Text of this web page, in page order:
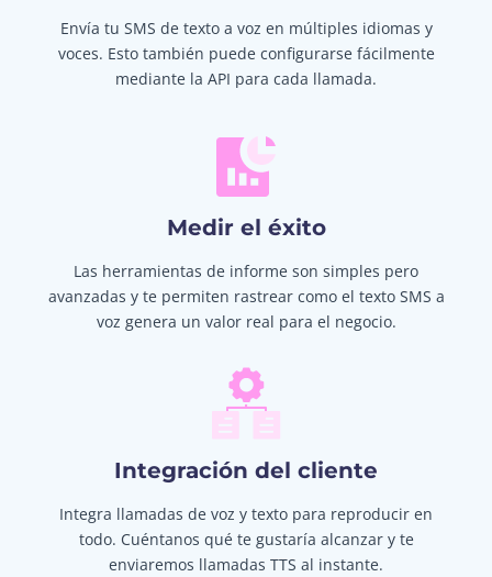
Envía tu SMS de texto a voz en múltiples idiomas y
voces. Esto también puede configurarse fácilmente
mediante la API para cada llamada.
Medir el éxito
Las herramientas de informe son simples pero
avanzadas y te permiten rastrear como el texto SMS a
voz genera un valor real para el negocio.
Integración del cliente
Integra llamadas de voz y texto para reproducir en
todo. Cuéntanos qué te gustaría alcanzar y te
enviaremos llamadas TTS al instante.